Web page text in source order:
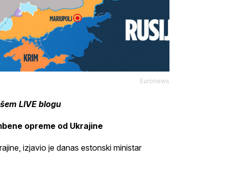
Euronews
LIVE blogu
opreme od Ukrajine
izjavio je danas estonski ministar